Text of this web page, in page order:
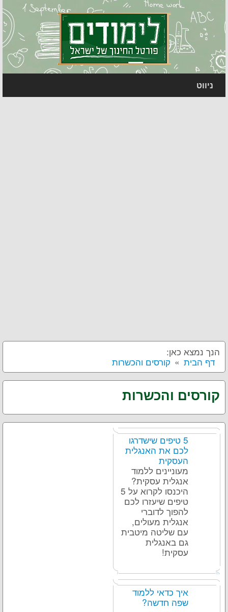
ניווט
הנך נמצא כאן:
דף הבית
קורסים והכשרות
קורסים והכשרות
5 טיפים שישדרגו
לכם את האנגלית
העסקית
מעוניינים ללמוד
אנגלית עסקית?
היכנסו לקרוא על 5
טיפים שיעזרו לכם
להפוך לדוברי
אנגלית מעולים,
עם שליטה מיטבית
גם באנגלית
עסקית!
איך כדאי ללמוד
שפה חדשה?